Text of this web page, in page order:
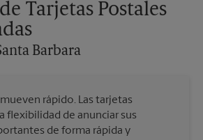
Tarjetas Postales
Barbara
rápido. Las tarjetas
flexibilidad de anunciar sus
de forma rápida y